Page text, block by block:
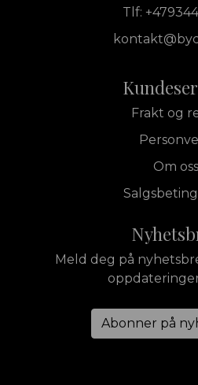
Tlf:
Frakt og
Om oss
Meld deg på
oppdateringer
Abonner på